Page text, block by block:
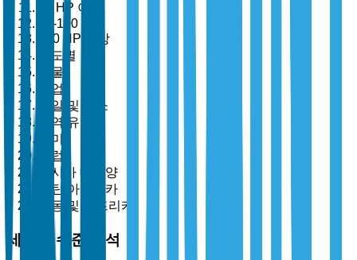
40 HP 이하
40-100 HP
100 HP 이상
용도별
작물
임업
과일 및 채소
지역 유형별
북미
유럽
아시아 태평양
라틴 아메리카
중동 및 아프리카
세분화 수준 분석